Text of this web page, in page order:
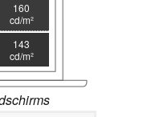
160
cd/m²
143
cd/m²